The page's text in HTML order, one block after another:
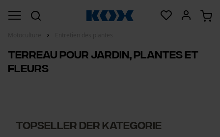
Terreau pour jardin, plantes et
fleurs
Topseller der Kategorie